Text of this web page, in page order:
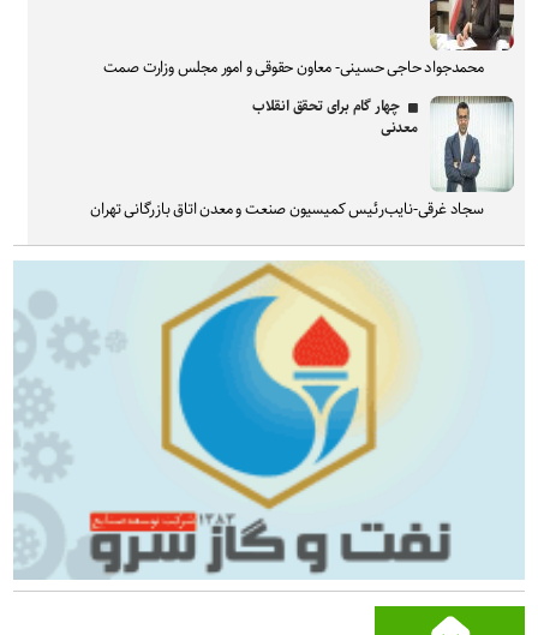
محمدجواد حاجی حسینی- معاون حقوقی و امور مجلس وزارت صمت
چهار گام برای تحقق انقلاب
معدنی
سجاد غرقی-نایب‌رئیس کمیسیون صنعت و معدن اتاق بازرگانی تهران